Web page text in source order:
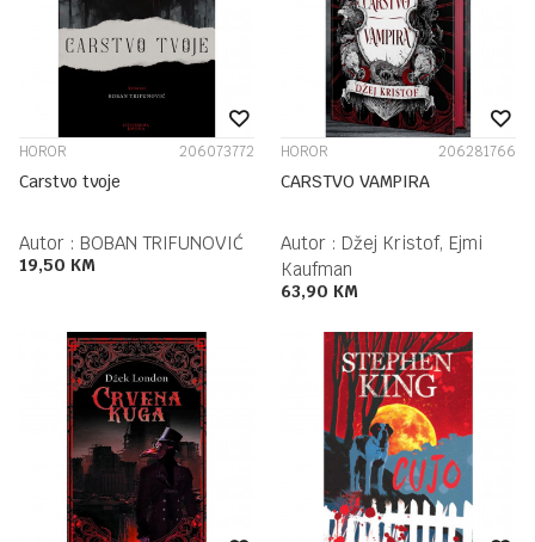
HOROR 206073772
Carstvo tvoje
Autor : BOBAN TRIFUNOVIĆ
19,50 KM
HOROR 206281766
CARSTVO VAMPIRA
Autor : Džej Kristof, Ejmi
Kaufman
63,90 KM